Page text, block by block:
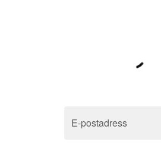
E-postadress